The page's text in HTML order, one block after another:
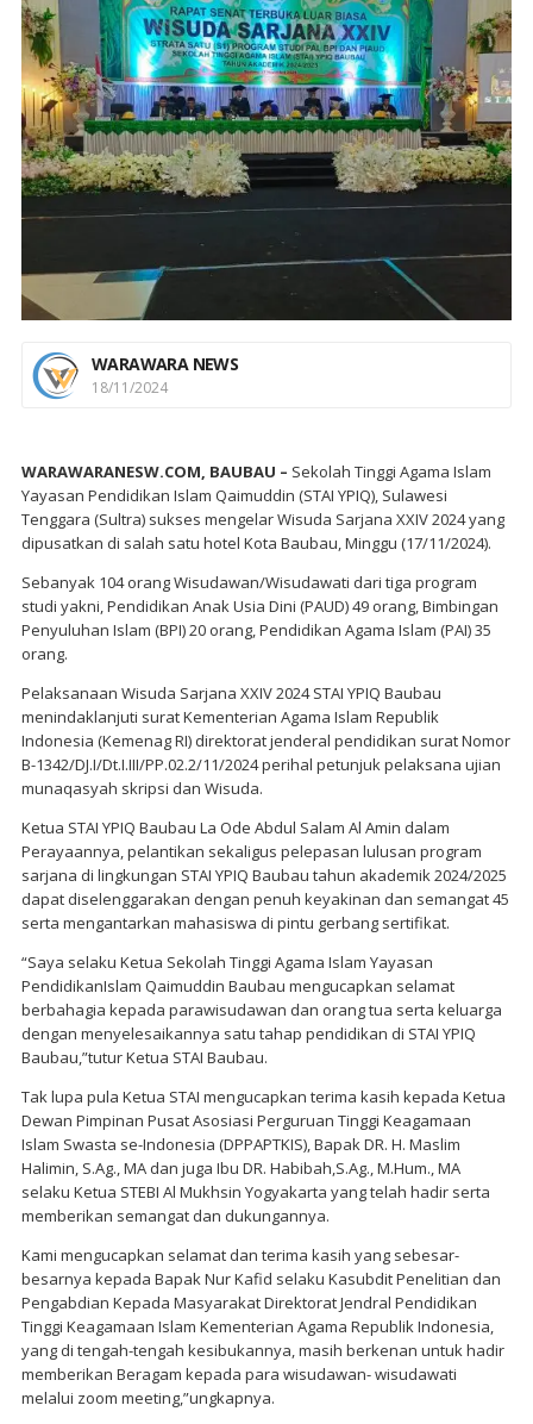
WARAWARA NEWS
18/11/2024
WARAWARANESW.COM, BAUBAU – Sekolah Tinggi Agama Islam
Yayasan Pendidikan Islam Qaimuddin (STAI YPIQ), Sulawesi
Tenggara (Sultra) sukses mengelar Wisuda Sarjana XXIV 2024 yang
dipusatkan di salah satu hotel Kota Baubau, Minggu (17/11/2024).
Sebanyak 104 orang Wisudawan/Wisudawati dari tiga program
studi yakni, Pendidikan Anak Usia Dini (PAUD) 49 orang, Bimbingan
Penyuluhan Islam (BPI) 20 orang, Pendidikan Agama Islam (PAI) 35
orang.
Pelaksanaan Wisuda Sarjana XXIV 2024 STAI YPIQ Baubau
menindaklanjuti surat Kementerian Agama Islam Republik
Indonesia (Kemenag RI) direktorat jenderal pendidikan surat Nomor
B-1342/DJ.I/Dt.I.III/PP.02.2/11/2024 perihal petunjuk pelaksana ujian
munaqasyah skripsi dan Wisuda.
Ketua STAI YPIQ Baubau La Ode Abdul Salam Al Amin dalam
Perayaannya, pelantikan sekaligus pelepasan lulusan program
sarjana di lingkungan STAI YPIQ Baubau tahun akademik 2024/2025
dapat diselenggarakan dengan penuh keyakinan dan semangat 45
serta mengantarkan mahasiswa di pintu gerbang sertifikat.
“Saya selaku Ketua Sekolah Tinggi Agama Islam Yayasan
PendidikanIslam Qaimuddin Baubau mengucapkan selamat
berbahagia kepada parawisudawan dan orang tua serta keluarga
dengan menyelesaikannya satu tahap pendidikan di STAI YPIQ
Baubau,”tutur Ketua STAI Baubau.
Tak lupa pula Ketua STAI mengucapkan terima kasih kepada Ketua
Dewan Pimpinan Pusat Asosiasi Perguruan Tinggi Keagamaan
Islam Swasta se-Indonesia (DPPAPTKIS), Bapak DR. H. Maslim
Halimin, S.Ag., MA dan juga Ibu DR. Habibah,S.Ag., M.Hum., MA
selaku Ketua STEBI Al Mukhsin Yogyakarta yang telah hadir serta
memberikan semangat dan dukungannya.
Kami mengucapkan selamat dan terima kasih yang sebesar-
besarnya kepada Bapak Nur Kafid selaku Kasubdit Penelitian dan
Pengabdian Kepada Masyarakat Direktorat Jendral Pendidikan
Tinggi Keagamaan Islam Kementerian Agama Republik Indonesia,
yang di tengah-tengah kesibukannya, masih berkenan untuk hadir
memberikan Beragam kepada para wisudawan- wisudawati
melalui zoom meeting,”ungkapnya.